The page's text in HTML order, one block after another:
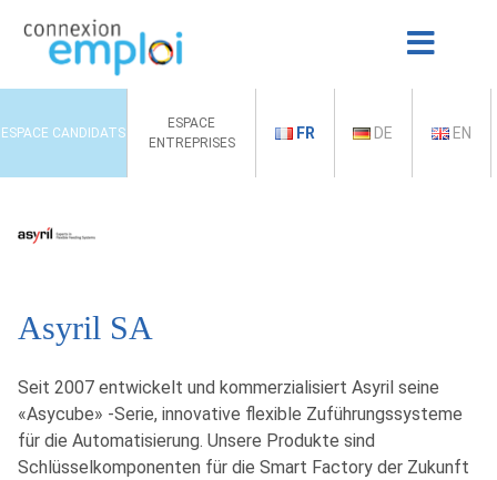
ESPACE CANDIDATS
ESPACE
ENTREPRISES
FR DE EN
Asyril SA
Seit 2007 entwickelt und kommerzialisiert Asyril seine
«Asycube» -Serie, innovative flexible Zuführungssysteme
für die Automatisierung. Unsere Produkte sind
Schlüsselkomponenten für die Smart Factory der Zukunft